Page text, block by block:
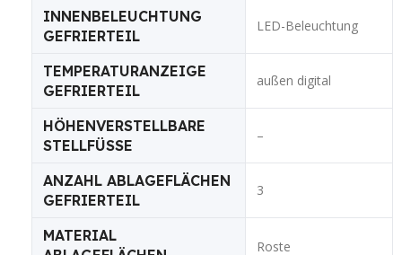
INNENBELEUCHTUNG
GEFRIERTEIL
LED-Beleuchtung
TEMPERATURANZEIGE
GEFRIERTEIL
außen digital
HÖHENVERSTELLBARE
STELLFÜSSE
–
ANZAHL ABLAGEFLÄCHEN
GEFRIERTEIL
3
MATERIAL
Roste